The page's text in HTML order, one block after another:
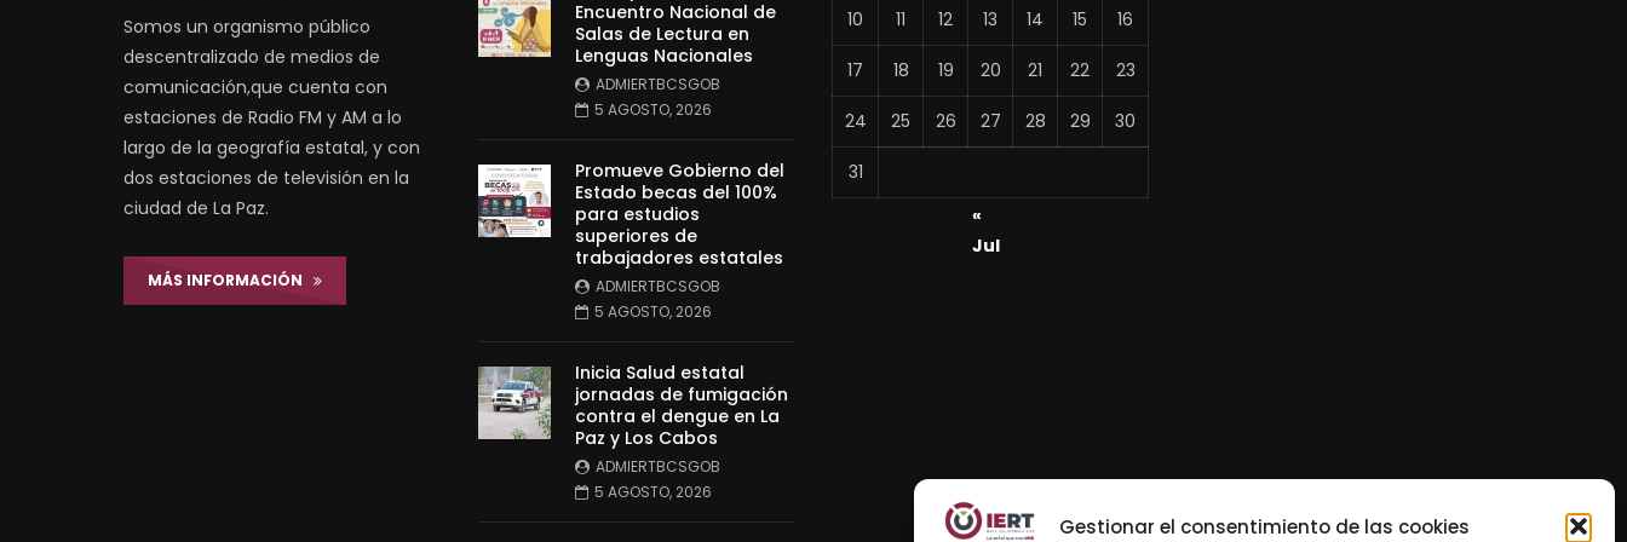
Gestionar el consentimiento de las cookies
Somos un organismo público
descentralizado de medios de
comunicación,que cuenta con
estaciones de Radio FM y AM a lo
largo de la geografía estatal, y con
dos estaciones de televisión en la
ciudad de La Paz.
MÁS INFORMACIÓN
Encuentro Nacional de
Salas de Lectura en
Lenguas Nacionales
ADMIERTBCSGOB
5 AGOSTO, 2026
Promueve Gobierno del
Estado becas del 100%
para estudios
superiores de
trabajadores estatales
ADMIERTBCSGOB
5 AGOSTO, 2026
Inicia Salud estatal
jornadas de fumigación
contra el dengue en La
Paz y Los Cabos
ADMIERTBCSGOB
5 AGOSTO, 2026
10 11 12 13 14 15 16
17 18 19 20 21 22 23
24 25 26 27 28 29 30
31
«
Jul